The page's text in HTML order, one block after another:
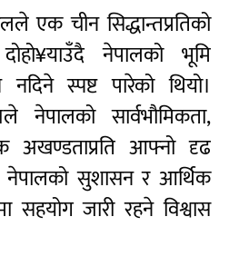
एक चीन सिद्धान्तप्रतिको
नेपालको भूमि
स्पष्ट पारेको थियो।
नेपालको सार्वभौमिकता,
अखण्डताप्रति आफ्नो दृढ
नेपालको सुशासन र आर्थिक
सहयोग जारी रहने विश्वास